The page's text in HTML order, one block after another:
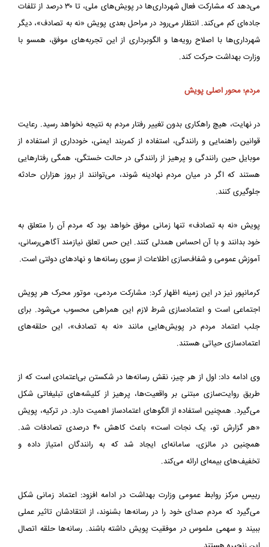
می‌دهد که مشارکت فعال شهرداری‌ها در پویش‌های ملی، تا ۳۰ درصد از تلفات
جاده‌ای کم می‌کند. انتظار می‌رود در مراحل بعدی پویش «نه به تصادف»، دیگر
شهرداری‌ها با اصلاح رویه‌ها و الگوبرداری از این تجربه‌های موفق، همسو با
وزارت بهداشت حرکت کند.
مردم؛ محور اصلی پویش
در نهایت، هیچ راهکاری بدون تغییر رفتار مردم به نتیجه نخواهد رسید. رعایت
قوانین راهنمایی و رانندگی، استفاده از کمربند ایمنی، خودداری از استفاده از
موبایل حین رانندگی و پرهیز از رانندگی در حالت خستگی، همگی رفتارهایی
هستند که اگر در میان مردم نهادینه شوند، می‌توانند از بروز هزاران حادثه
جلوگیری کنند.
پویش «نه به تصادف» تنها زمانی موفق خواهد بود که مردم آن را متعلق به
خود بدانند و با آن احساس همدلی کنند. این حس تعلق نیازمند آگاهی‌رسانی،
آموزش عمومی و شفاف‌سازی اطلاعات از سوی رسانه‌ها و نهادهای دولتی است.
کرمانپور نیز در این زمینه اظهار کرد: مشارکت مردمی، موتور محرک هر پویش
اجتماعی است و اعتمادسازی شرط لازم این همراهی محسوب می‌شود. برای
جلب اعتماد مردم در پویش‌هایی مانند «نه به تصادف»، این حلقه‌های
اعتمادسازی حیاتی هستند.
وی ادامه داد: اول از هر چیز، نقش رسانه‌ها در شکستن بی‌اعتمادی است که از
طریق روایت‌سازی مبتنی بر واقعیت‌ها، پرهیز از کلیشه‌های تبلیغاتی شکل
می‌گیرد. همچنین استفاده از الگوهای اعتمادساز اهمیت دارد. در ترکیه، پویش
«هر گزارش تو، یک نجات است» باعث کاهش ۴۰ درصدی تصادفات شد.
همچنین در مالزی، سامانه‌ای ایجاد شد که به رانندگان امتیاز داده و
تخفیف‌های بیمه‌ای ارائه می‌کند.
رییس مرکز روابط عمومی وزارت بهداشت در ادامه افزود: اعتماد زمانی شکل
می‌گیرد که مردم صدای خود را در رسانه‌ها بشنوند، از انتقادشان تاثیر عملی
ببیند و سهمی ملموس در موفقیت پویش داشته باشند. رسانه‌ها حلقه اتصال